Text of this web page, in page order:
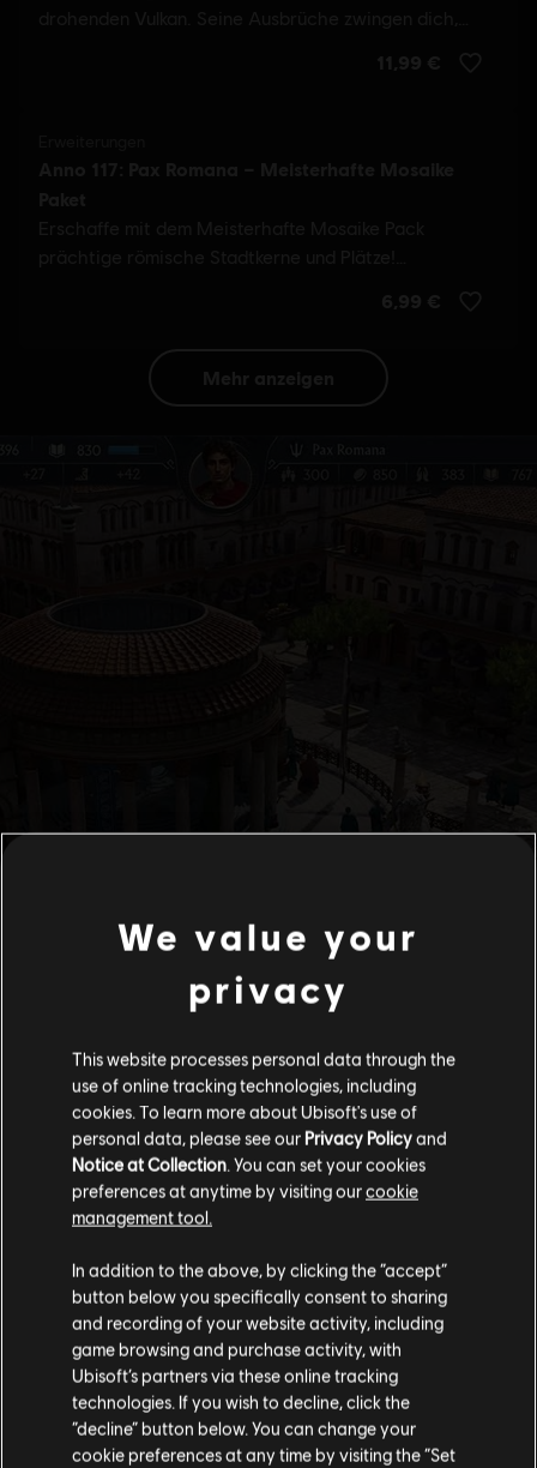
Soweit wir wissen kommst du aus
Staaten von Amerika.
Wenn du etwas bestellen möchtest, besuche bitte
deinen lokalen Ubisoft Store.
Im aktuellen Store bleiben
We value your
privacy
This website processes personal data through the
use of online tracking technologies, including
cookies. To learn more about Ubisoft's use of
personal data, please see our Privacy Policyand
Notice at Collection. You can set your cookies
preferences at anytime by visiting ourcookie
management tool.
In addition to the above, by clicking the “accept”
button below you specifically consent to sharing
and recording of your website activity, including
game browsing and purchase activity, with
Ubisoft’s partners via these online tracking
technologies. If you wish to decline, click the
“decline” button below. You can change your
cookie preferences at any time by visiting the “Set